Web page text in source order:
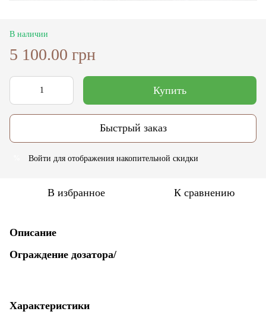
В наличии
5 100.00 грн
Купить
Быстрый заказ
Войти для отображения накопительной скидки
В избранное К сравнению
Описание
Ограждение дозатора/
Характеристики